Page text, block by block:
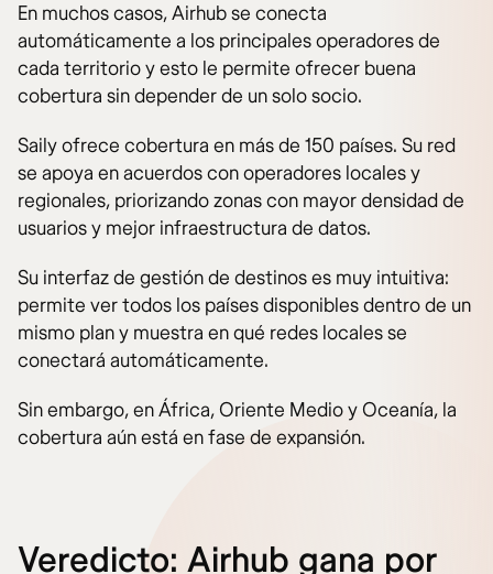
En muchos casos, Airhub se conecta
automáticamente a los principales operadores de
cada territorio y esto le permite ofrecer buena
cobertura sin depender de un solo socio.
Saily ofrece cobertura en más de 150 países. Su red
se apoya en acuerdos con operadores locales y
regionales, priorizando zonas con mayor densidad de
usuarios y mejor infraestructura de datos.
Su interfaz de gestión de destinos es muy intuitiva:
permite ver todos los países disponibles dentro de un
mismo plan y muestra en qué redes locales se
conectará automáticamente.
Sin embargo, en África, Oriente Medio y Oceanía, la
cobertura aún está en fase de expansión.
Veredicto: Airhub gana por